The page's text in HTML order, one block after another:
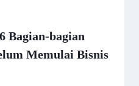
Bagian-bagian
Memulai Bisnis